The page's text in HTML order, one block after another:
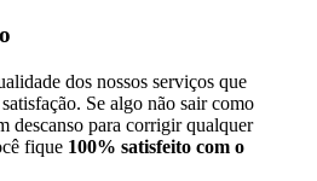
dos nossos serviços que
Se algo não sair como
descanso para corrigir qualquer
fique 100% satisfeito com o